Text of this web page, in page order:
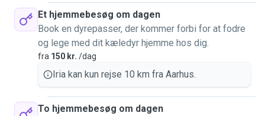
Et hjemmebesøg om dagen
Book en dyrepasser, der kommer forbi for at fodre
og lege med dit kæledyr hjemme hos dig.
fra 150 kr. /dag
Iria kan kun rejse 10 km fra Aarhus.
To hjemmebesøg om dagen